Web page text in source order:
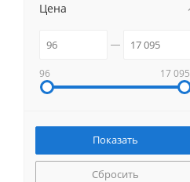
Цена
96 17 095
Сбросить